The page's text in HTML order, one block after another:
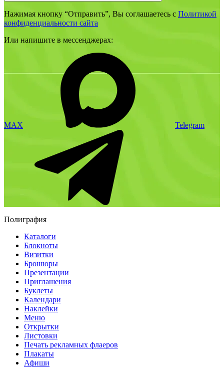
Нажимая кнопку “Отправить”, Вы соглашаетесь с Политикой
конфиденциальности сайта
Или напишите в мессенджерах:
MAX Telegram
Полиграфия
Каталоги
Блокноты
Визитки
Брошюры
Презентации
Приглашения
Буклеты
Календари
Наклейки
Меню
Открытки
Листовки
Печать рекламных флаеров
Плакаты
Афиши